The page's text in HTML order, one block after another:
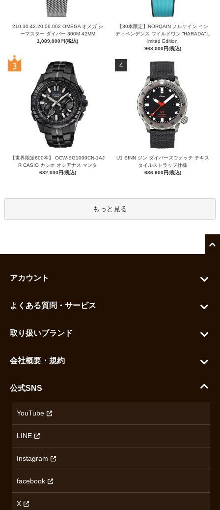
210.30.42.20.06.002 OMEGA オメガ シ
ーマスター ダイバー 300M 42MM
1,089,000円(税込)
【30本限定】NORQAIN ノルケイン イン
ディペンデンス ワイルドワン “HARADA” L
imited Edition
968,000円(税込)
【世界限定600本】 OCW-SG1000CN-1AJ
R CASIO カシオ オシアナス マンタ
682,000円(税込)
4
U1 SINN ジン ダイバーズウォッチ テキス
タイルストラップ仕様
636,900円(税込)
もっと見る
アカウント
お気に入りを見る
よくある質問・サービス
ご利用ガイド
配送・送料について
取り扱いブランド
セイコー
カシオ
ミナセ
オリエントスター
オメガ
ロンジン
会社概要・規約
沿革
プライバシーポリシー
コンテンツ制作ポリシーおよび生成AIの利用指針
公式SNS
YouTube
LINE
Instagram
facebook
X